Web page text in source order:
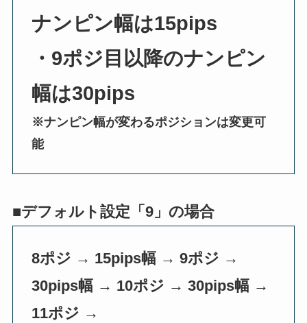
ナンピン幅は15pips
・9ポジ目以降のナンピン
幅は30pips
※ナンピン幅が変わるポジションは変更可
能
■デフォルト設定「9」の場合
8ポジ → 15pips幅 → 9ポジ →
30pips幅 → 10ポジ → 30pips幅 →
11ポジ →